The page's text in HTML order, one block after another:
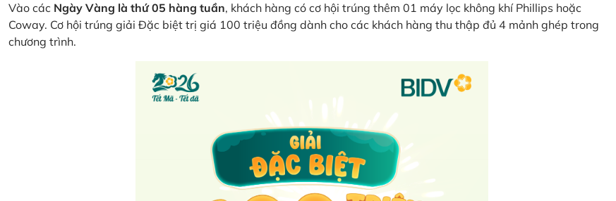
Vào các Ngày Vàng là thứ 05 hàng tuần, khách hàng có cơ hội trúng thêm 01 máy lọc không khí Phillips hoặc
Coway. Cơ hội trúng giải Đặc biệt trị giá 100 triệu đồng dành cho các khách hàng thu thập đủ 4 mảnh ghép trong
chương trình.